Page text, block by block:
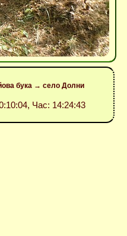
бука → село Долни
Час: 14:24:43